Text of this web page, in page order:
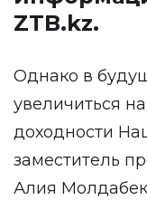
ZTB.kz.
Однако в
увеличиться
доходности
заместитель
Алия